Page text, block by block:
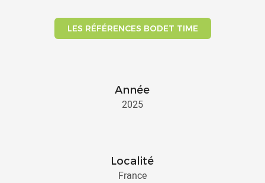
LES RÉFÉRENCES BODET TIME
Année
2025
Localité
France